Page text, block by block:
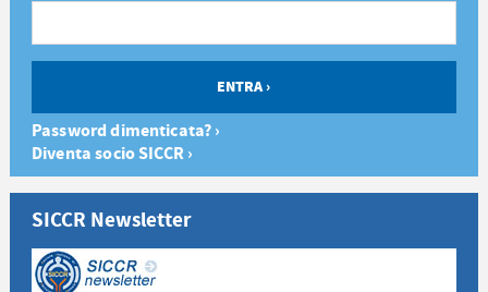
Password dimenticata? ›
Diventa socio SICCR ›
SICCR Newsletter